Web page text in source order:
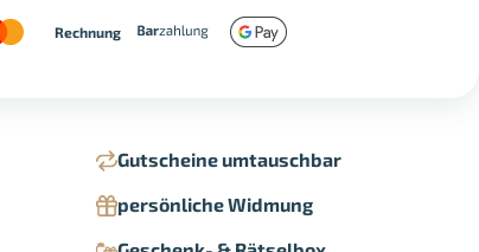
Rechnung
Gutscheine umtauschbar
persönliche Widmung